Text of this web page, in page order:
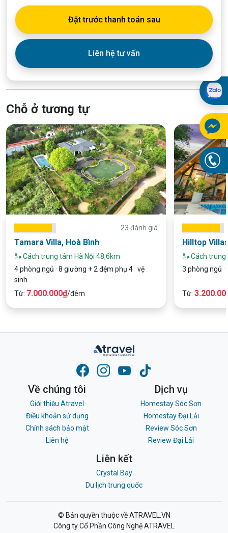
Đặt trước thanh toán sau
Liên hệ tư vấn
Chỗ ở tương tự
23 đánh giá
Tamara Villa, Hoà Bình
Cách trung tâm Hà Nội 48,6km
4 phòng ngủ · 8 giường + 2 đệm phụ 4 · vệ
sinh
Từ: 7.000.000₫/đêm
Hilltop
Cách trung
3 phòng ngủ ·
Từ:
Về chúng tôi
Giới thiệu Atravel
Điều khoản sử dụng
Chính sách bảo mật
Liên hệ
Dịch vụ
Homestay Sóc Sơn
Homestay Đại Lải
Review Sóc Sơn
Review Đại Lải
Liên kết
Crystal Bay
Du lịch trung quốc
© Bản quyền thuộc về ATRAVEL.VN
Công ty Cổ Phần Công Nghệ ATRAVEL